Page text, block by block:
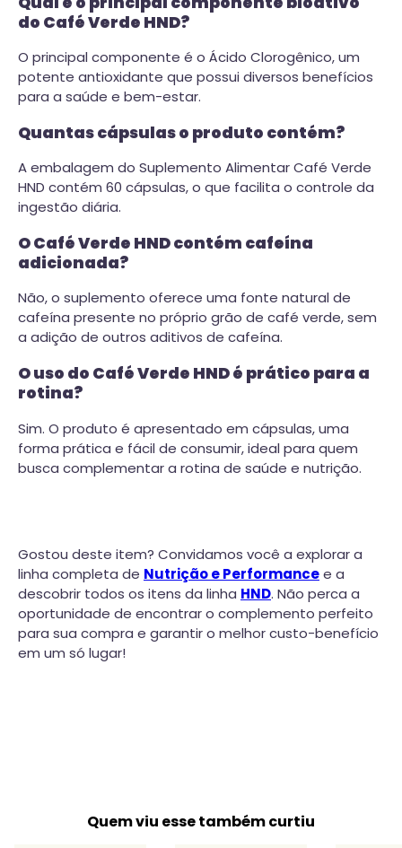
do Café Verde HND?
O principal componente é o Ácido Clorogênico, um
potente antioxidante que possui diversos benefícios
para a saúde e bem-estar.
Quantas cápsulas o produto contém?
A embalagem do Suplemento Alimentar Café Verde
HND contém 60 cápsulas, o que facilita o controle da
ingestão diária.
O Café Verde HND contém cafeína
adicionada?
Não, o suplemento oferece uma fonte natural de
cafeína presente no próprio grão de café verde, sem
a adição de outros aditivos de cafeína.
O uso do Café Verde HND é prático para a
rotina?
Sim. O produto é apresentado em cápsulas, uma
forma prática e fácil de consumir, ideal para quem
busca complementar a rotina de saúde e nutrição.
Gostou deste item? Convidamos você a explorar a
linha completa de Nutrição e Performancee a
descobrir todos os itens da linha HND. Não perca a
oportunidade de encontrar o complemento perfeito
para sua compra e garantir o melhor custo-benefício
em um só lugar!
Quem viu esse também curtiu